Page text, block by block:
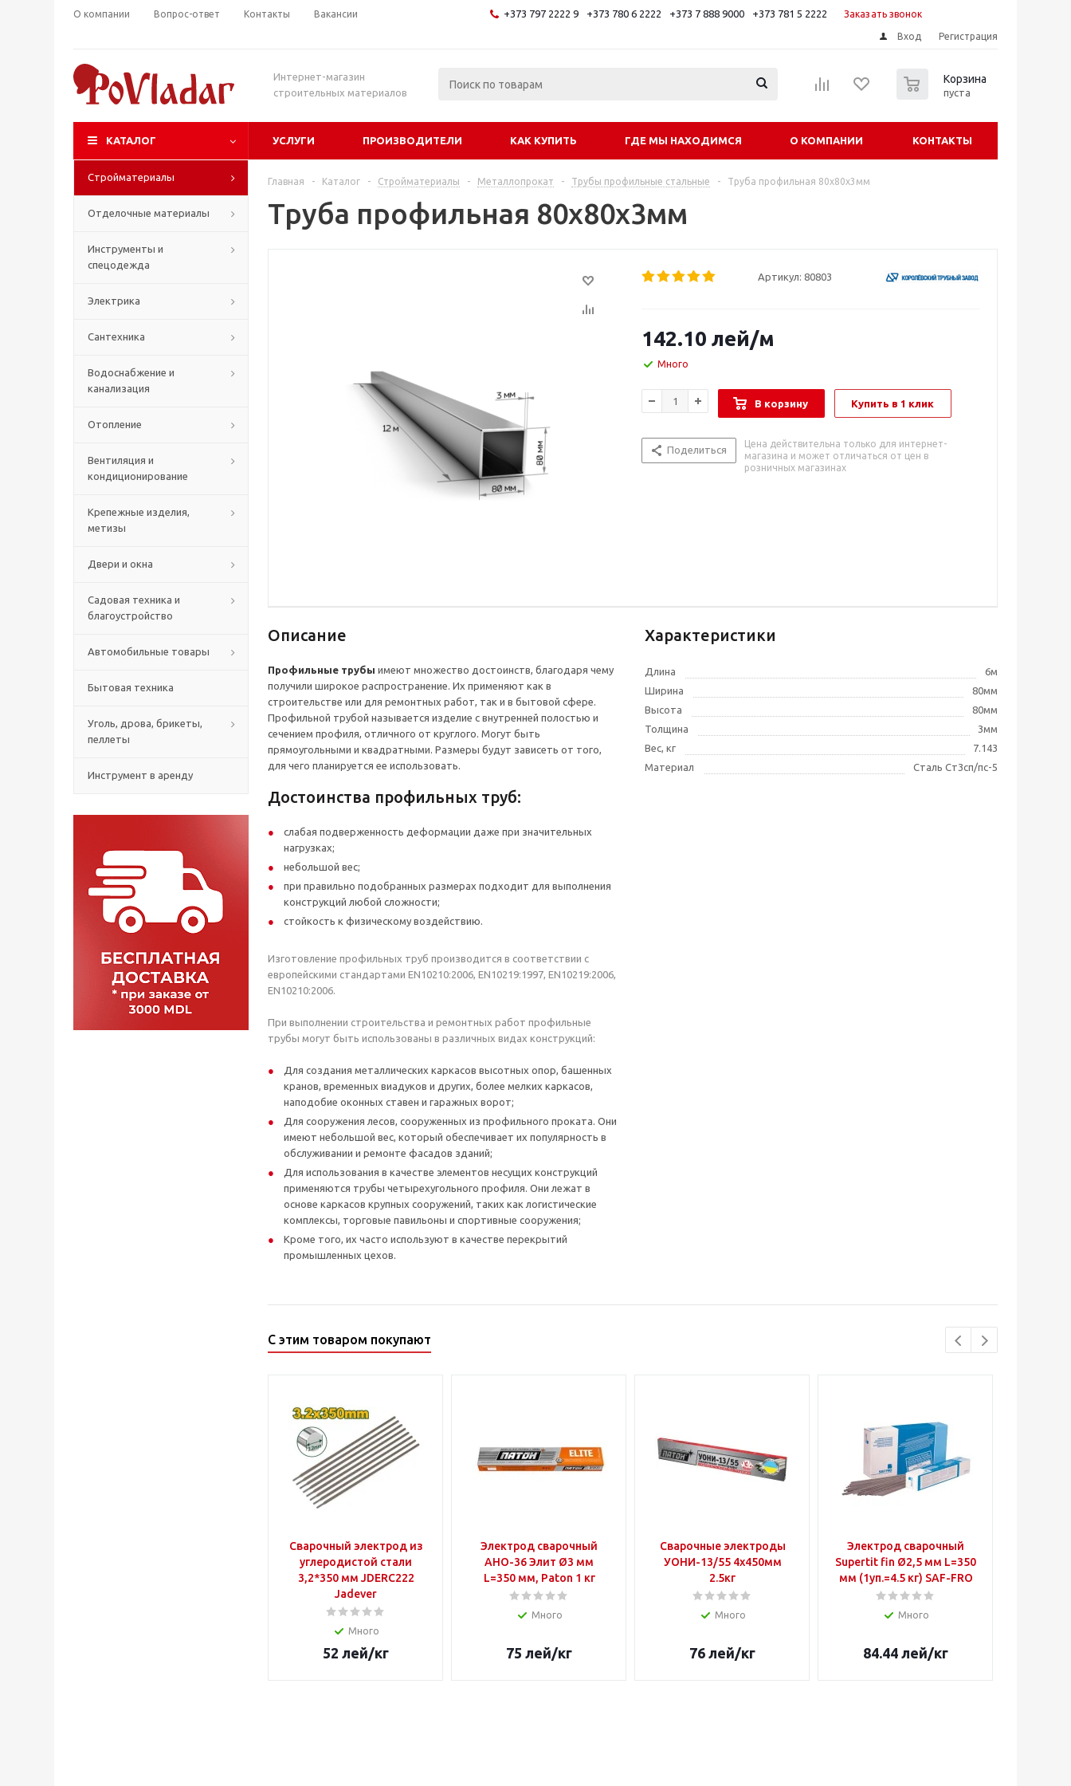
О компании Вопрос-ответ Контакты Вакансии +373 797 2222 9 +373 780 6 2222 +373 7 888 9000 +373 781 5 2222 Заказать звонок
Вход Регистрация
Интернет-магазин
строительных материалов
Корзина
пуста
КАТАЛОГ УСЛУГИ ПРОИЗВОДИТЕЛИ КАК КУПИТЬ ГДЕ МЫ НАХОДИМСЯ О КОМПАНИИ КОНТАКТЫ
Стройматериалы
Отделочные материалы
Инструменты и
спецодежда
Электрика
Сантехника
Водоснабжение и
канализация
Отопление
Вентиляция и
кондиционирование
Крепежные изделия,
метизы
Двери и окна
Садовая техника и
благоустройство
Автомобильные товары
Бытовая техника
Уголь, дрова, брикеты,
пеллеты
Инструмент в аренду
Главная - Каталог - Стройматериалы - Металлопрокат - Трубы профильные стальные - Труба профильная 80х80х3мм
Труба профильная 80х80х3мм
Артикул: 80803
142.10 лей/м
Много
В корзину Купить в 1 клик
Поделиться
Цена действительна только для интернет-
магазина и может отличаться от цен в
розничных магазинах
Описание
Профильные трубы имеют множество достоинств, благодаря чему
получили широкое распространение. Их применяют как в
строительстве или для ремонтных работ, так и в бытовой сфере.
Профильной трубой называется изделие с внутренней полостью и
сечением профиля, отличного от круглого. Могут быть
прямоугольными и квадратными. Размеры будут зависеть от того,
для чего планируется ее использовать.
Достоинства профильных труб:
слабая подверженность деформации даже при значительных
нагрузках;
небольшой вес;
при правильно подобранных размерах подходит для выполнения
конструкций любой сложности;
стойкость к физическому воздействию.
Изготовление профильных труб производится в соответствии с
европейскими стандартами EN10210:2006, EN10219:1997, EN10219:2006,
EN10210:2006.
При выполнении строительства и ремонтных работ профильные
трубы могут быть использованы в различных видах конструкций:
Для создания металлических каркасов высотных опор, башенных
кранов, временных виадуков и других, более мелких каркасов,
наподобие оконных ставен и гаражных ворот;
Для сооружения лесов, сооруженных из профильного проката. Они
имеют небольшой вес, который обеспечивает их популярность в
обслуживании и ремонте фасадов зданий;
Для использования в качестве элементов несущих конструкций
применяются трубы четырехугольного профиля. Они лежат в
основе каркасов крупных сооружений, таких как логистические
комплексы, торговые павильоны и спортивные сооружения;
Кроме того, их часто используют в качестве перекрытий
промышленных цехов.
Характеристики
Длина
6м
Ширина
80мм
Высота
80мм
Толщина
3мм
Вес, кг
7.143
Материал
Сталь Ст3сп/пс-5
С этим товаром покупают
Сварочный электрод из
углеродистой стали
3,2*350 мм JDERC222
Jadever
Много
52 лей/кг
Электрод сварочный
АНО-36 Элит Ø3 мм
L=350 мм, Paton 1 кг
Много
75 лей/кг
Сварочные электроды
УОНИ-13/55 4x450мм
2.5кг
Много
76 лей/кг
Электрод сварочный
Supertit fin Ø2,5 мм L=350
мм (1уп.=4.5 кг) SAF-FRO
Много
84.44 лей/кг